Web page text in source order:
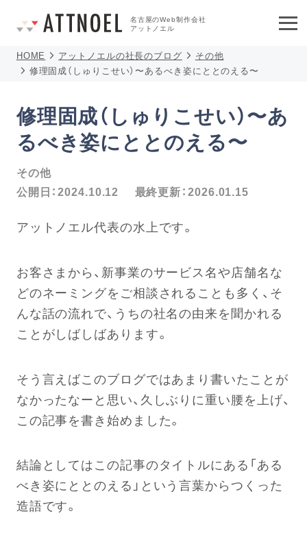
名古屋のWeb制作会社
アットノエル
HOME アットノエルの社長のブログ
その他
修理固成（しゅりこせい）〜あるべき姿にととのえる〜
修理固成（しゅりこせい）〜あ
るべき姿にととのえる〜
その他
公開日：2024.10.12 最終更新：2026.01.15
アットノエル代表の水上です。
お客さまから、新事業のサービス名や店舗名な
どのネーミングをご相談されることも多く、そ
んな話の流れで、うちの社名の由来を聞かれる
ことがしばしばあります。
そう言えばこのブログではあまり書いたことが
なかったなーと思い、久しぶりに重い腰を上げ、
この記事を書き始めました。
結論としてはこの記事のタイトルにある「ある
べき姿にととのえる」という言葉からつくった
造語です。